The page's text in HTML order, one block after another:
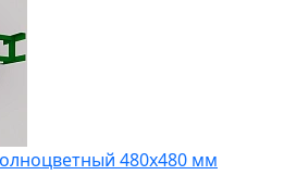
480х480 мм